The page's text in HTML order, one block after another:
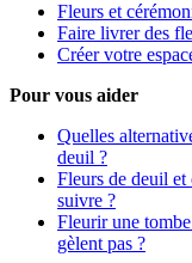
Fleurs et
Faire livrer des
Créer votre
Pour vous aider
Quelles
deuil ?
Fleurs de deuil et
suivre ?
Fleurir une
gèlent pas ?